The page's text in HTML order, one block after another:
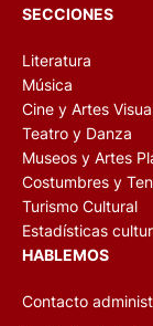
SECCIONES
Literatura
Música
Cine y Artes
Teatro y Danza
Museos y Artes
Costumbres y
Turismo Cultural
Estadísticas
HABLEMOS
Contacto